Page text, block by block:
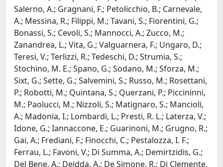
Salerno, A.; Gragnani, F.; Petolicchio, B.; Carnevale,
A.; Messina, R.; Filippi, M.; Tavani, S.; Fiorentini, G.;
Bonassi, S.; Cevoli, S.; Mannocci, A.; Zucco, M.;
Zanandrea, L.; Vita, G.; Valguarnera, F.; Ungaro, D.;
Teresi, V.; Terlizzi, R.; Tedeschi, D.; Strumia, S.;
Stochino, M. E.; Spano, G.; Sodano, M.; Sforza, M.;
Sixt, G.; Sette, G.; Salvemini, S.; Russo, M.; Rosettani,
P.; Robotti, M.; Quintana, S.; Querzani, P.; Piccininni,
M.; Paolucci, M.; Nizzoli, S.; Matignaro, S.; Mancioli,
A.; Madonia, I.; Lombardi, L.; Presti, R. L.; Laterza, V.;
Idone, G.; Iannaccone, E.; Guarinoni, M.; Grugno, R.;
Gai, A.; Frediani, F.; Finocchi, C.; Pestalozza, I. F.;
Ferrau, L.; Favoni, V.; Di Summa, A.; Demirtzidis, G.;
Del Bene, A.; Deidda, A.; De Simone, R.; Di Clemente,